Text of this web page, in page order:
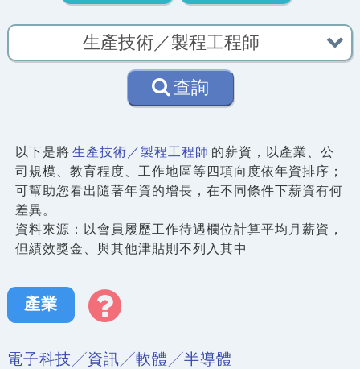
查詢
以下是將 生產技術／製程工程師 的薪資，以產業、公
司規模、教育程度、工作地區等四項向度依年資排序；
可幫助您看出隨著年資的增長，在不同條件下薪資有何
差異。
資料來源：以會員履歷工作待遇欄位計算平均月薪資，
但績效獎金、與其他津貼則不列入其中
產業
電子科技╱資訊╱軟體╱半導體